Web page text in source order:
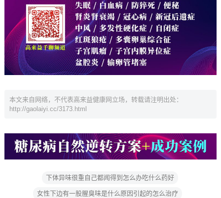
本文来自网络，不代表高来益健康网立场，转载请注明出处：
http://gaolaiyi.cc/3173.html
下体异味很重自己都闻得到怎么办吃什么药好
女性下边有一股腥臭味是什么原因引起的怎么治疗